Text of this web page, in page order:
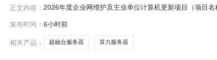
正文内容： 2026年度企业网维护及主业单位计算机更新项目（项目
人：南京水务集团有限公司1.3招标代理机构：/1.4资金
发布时间： 6小时前
相关产品：
超融合服务器 算力服务器